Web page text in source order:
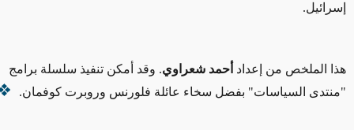
إسرائيل.
هذا الملخص من إعداد أحمد شعراوي. وقد أمكن تنفيذ سلسلة برامج
"منتدى السياسات" بفضل سخاء عائلة فلورنس وروبرت كوفمان.